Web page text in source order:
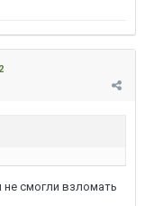
не смогли взломать